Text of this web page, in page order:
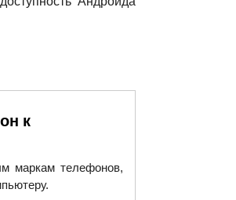
к
маркам телефонов,